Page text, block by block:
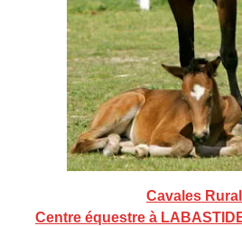
Cavales
Centre équestre à